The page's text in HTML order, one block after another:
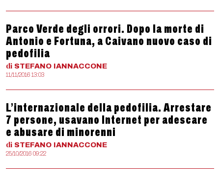
Parco Verde degli orrori. Dopo la morte di
Antonio e Fortuna, a Caivano nuovo caso di
pedofilia
di STEFANO IANNACCONE
11/11/2016 13:03
L’internazionale della pedofilia. Arrestare
7 persone, usavano Internet per adescare
e abusare di minorenni
di STEFANO IANNACCONE
25/10/2016 09:22